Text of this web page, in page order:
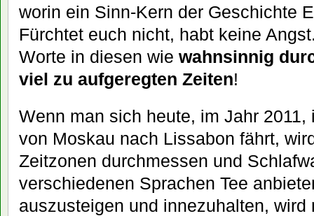
worin ein Sinn-Kern der Geschichte
Fürchtet euch nicht, habt keine
Worte in diesen wie wahnsinnig
viel zu aufgeregten Zeiten!
Wenn man sich heute, im Jahr
von Moskau nach Lissabon fährt,
Zeitzonen durchmessen und
verschiedenen Sprachen Tee
auszusteigen und innezuhalten,